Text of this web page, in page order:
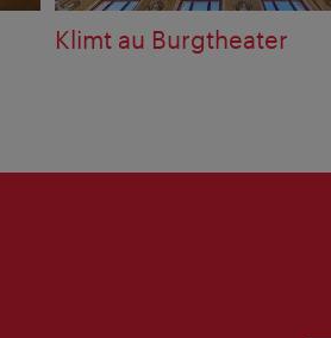
Klimt au Burgtheater